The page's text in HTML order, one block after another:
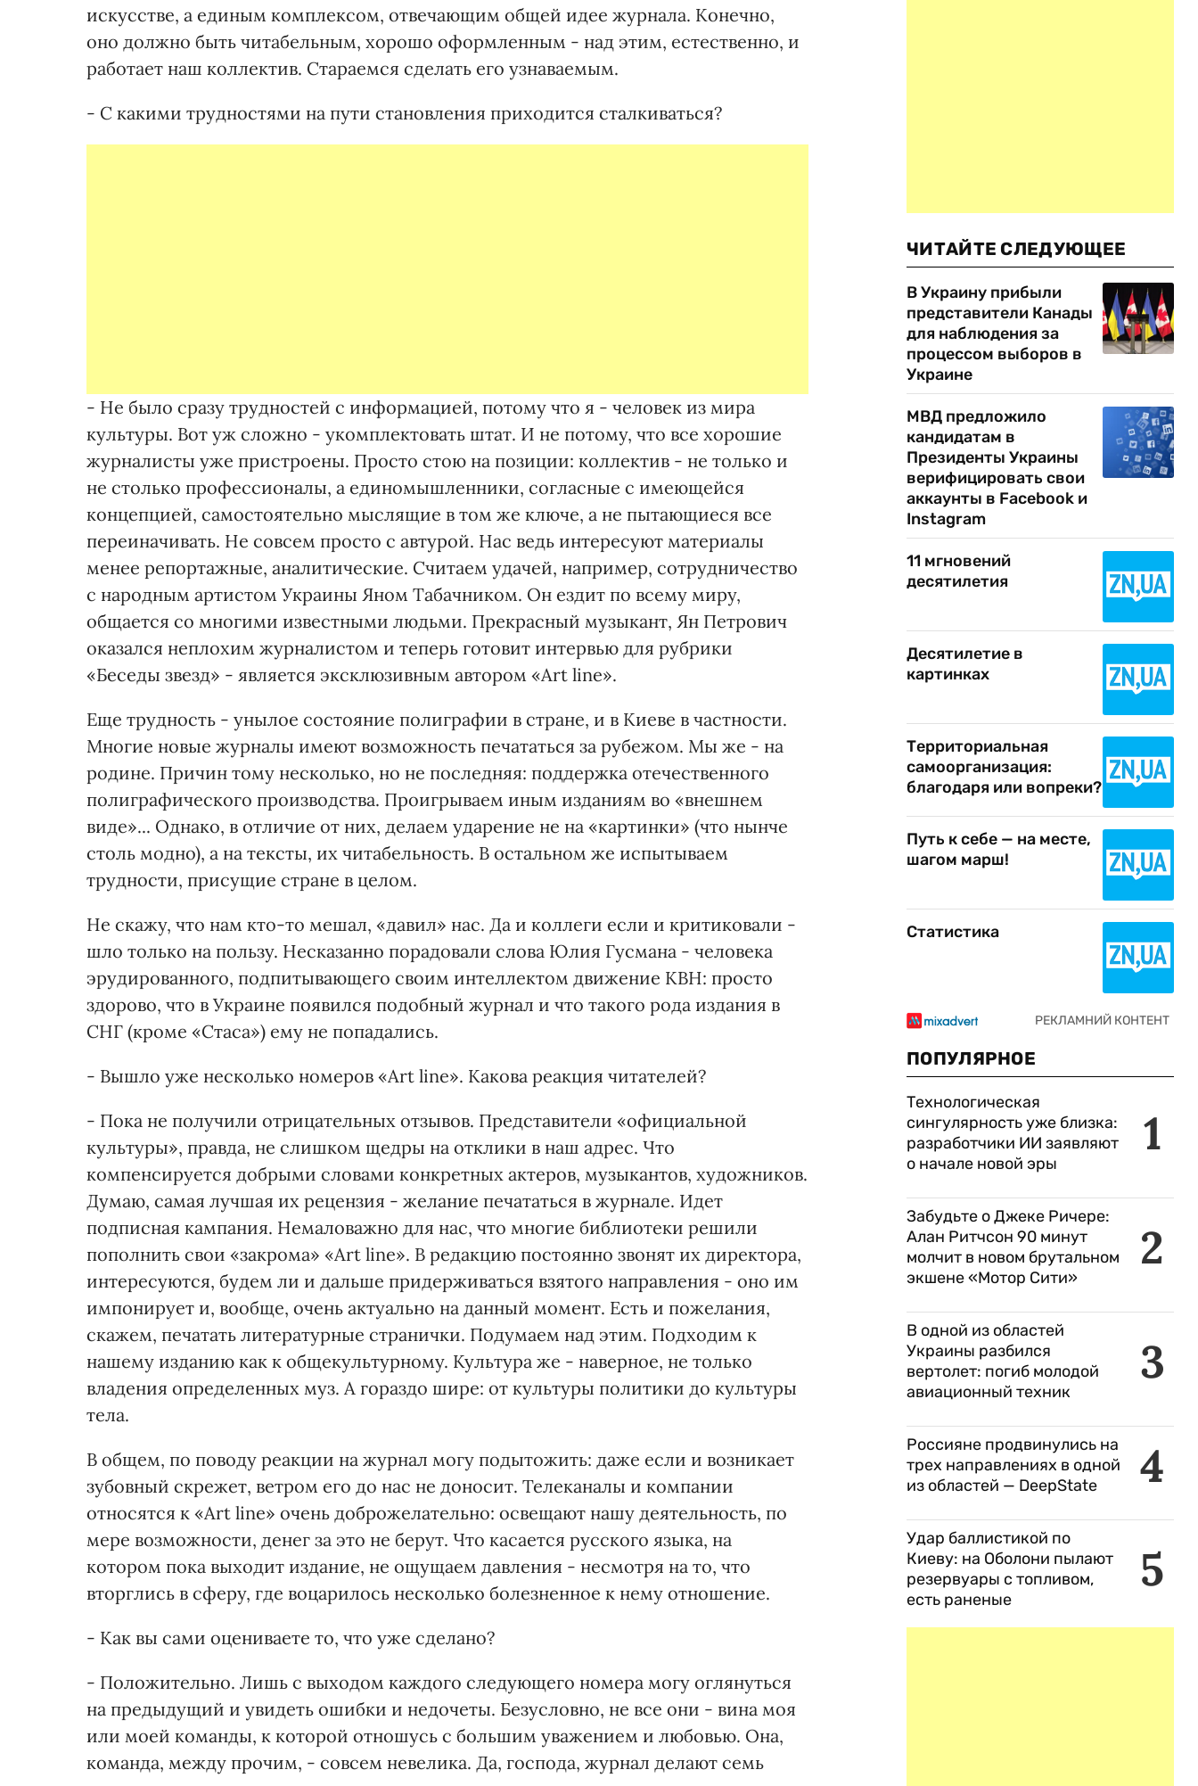
искусстве, а единым комплексом, отвечающим общей идее журнала. Конечно,
оно должно быть читабельным, хорошо оформленным - над этим, естественно, и
работает наш коллектив. Стараемся сделать его узнаваемым.
- С какими трудностями на пути становления приходится сталкиваться?
- Не было сразу трудностей с информацией, потому что я - человек из мира
культуры. Вот уж сложно - укомплектовать штат. И не потому, что все хорошие
журналисты уже пристроены. Просто стою на позиции: коллектив - не только и
не столько профессионалы, а единомышленники, согласные с имеющейся
концепцией, самостоятельно мыслящие в том же ключе, а не пытающиеся все
переиначивать. Не совсем просто с автурой. Нас ведь интересуют материалы
менее репортажные, аналитические. Считаем удачей, например, сотрудничество
с народным артистом Украины Яном Табачником. Он ездит по всему миру,
общается со многими известными людьми. Прекрасный музыкант, Ян Петрович
оказался неплохим журналистом и теперь готовит интервью для рубрики
«Беседы звезд» - является эксклюзивным автором «Art line».
Еще трудность - унылое состояние полиграфии в стране, и в Киеве в частности.
Многие новые журналы имеют возможность печататься за рубежом. Мы же - на
родине. Причин тому несколько, но не последняя: поддержка отечественного
полиграфического производства. Проигрываем иным изданиям во «внешнем
виде»... Однако, в отличие от них, делаем ударение не на «картинки» (что нынче
столь модно), а на тексты, их читабельность. В остальном же испытываем
трудности, присущие стране в целом.
Не скажу, что нам кто-то мешал, «давил» нас. Да и коллеги если и критиковали -
шло только на пользу. Несказанно порадовали слова Юлия Гусмана - человека
эрудированного, подпитывающего своим интеллектом движение КВН: просто
здорово, что в Украине появился подобный журнал и что такого рода издания в
СНГ (кроме «Стаса») ему не попадались.
- Вышло уже несколько номеров «Art line». Какова реакция читателей?
- Пока не получили отрицательных отзывов. Представители «официальной
культуры», правда, не слишком щедры на отклики в наш адрес. Что
компенсируется добрыми словами конкретных актеров, музыкантов, художников.
Думаю, самая лучшая их рецензия - желание печататься в журнале. Идет
подписная кампания. Немаловажно для нас, что многие библиотеки решили
пополнить свои «закрома» «Art line». В редакцию постоянно звонят их директора,
интересуются, будем ли и дальше придерживаться взятого направления - оно им
импонирует и, вообще, очень актуально на данный момент. Есть и пожелания,
скажем, печатать литературные странички. Подумаем над этим. Подходим к
нашему изданию как к общекультурному. Культура же - наверное, не только
владения определенных муз. А гораздо шире: от культуры политики до культуры
тела.
В общем, по поводу реакции на журнал могу подытожить: даже если и возникает
зубовный скрежет, ветром его до нас не доносит. Телеканалы и компании
относятся к «Art line» очень доброжелательно: освещают нашу деятельность, по
мере возможности, денег за это не берут. Что касается русского языка, на
котором пока выходит издание, не ощущаем давления - несмотря на то, что
вторглись в сферу, где воцарилось несколько болезненное к нему отношение.
- Как вы сами оцениваете то, что уже сделано?
- Положительно. Лишь с выходом каждого следующего номера могу оглянуться
на предыдущий и увидеть ошибки и недочеты. Безусловно, не все они - вина моя
или моей команды, к которой отношусь с большим уважением и любовью. Она,
команда, между прочим, - совсем невелика. Да, господа, журнал делают семь
ЧИТАЙТЕ СЛЕДУЮЩЕЕ
В Украину прибыли
представители Канады
для наблюдения за
процессом выборов в
Украине
МВД предложило
кандидатам в
Президенты Украины
верифицировать свои
аккаунты в Facebook и
Instagram
11 мгновений
десятилетия
Десятилетие в
картинках
Территориальная
самоорганизация:
благодаря или вопреки?
Путь к себе — на месте,
шагом марш!
Статистика
ПОПУЛЯРНОЕ
1
Технологическая
сингулярность уже близка:
разработчики ИИ заявляют
о начале новой эры
2
Забудьте о Джеке Ричере:
Алан Ритчсон 90 минут
молчит в новом брутальном
экшене «Мотор Сити»
3
В одной из областей
Украины разбился
вертолет: погиб молодой
авиационный техник
4
Россияне продвинулись на
трех направлениях в одной
из областей — DeepState
5
Удар баллистикой по
Киеву: на Оболони пылают
резервуары с топливом,
есть раненые